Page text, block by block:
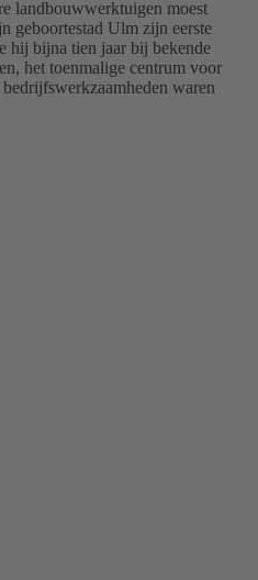
landbouwwerktuigen moest
geboortestad Ulm zijn eerste
hij bijna tien jaar bij bekende
het toenmalige centrum voor
waren